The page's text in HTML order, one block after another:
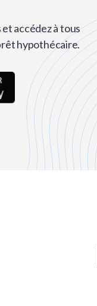
accédez à tous
hypothécaire.